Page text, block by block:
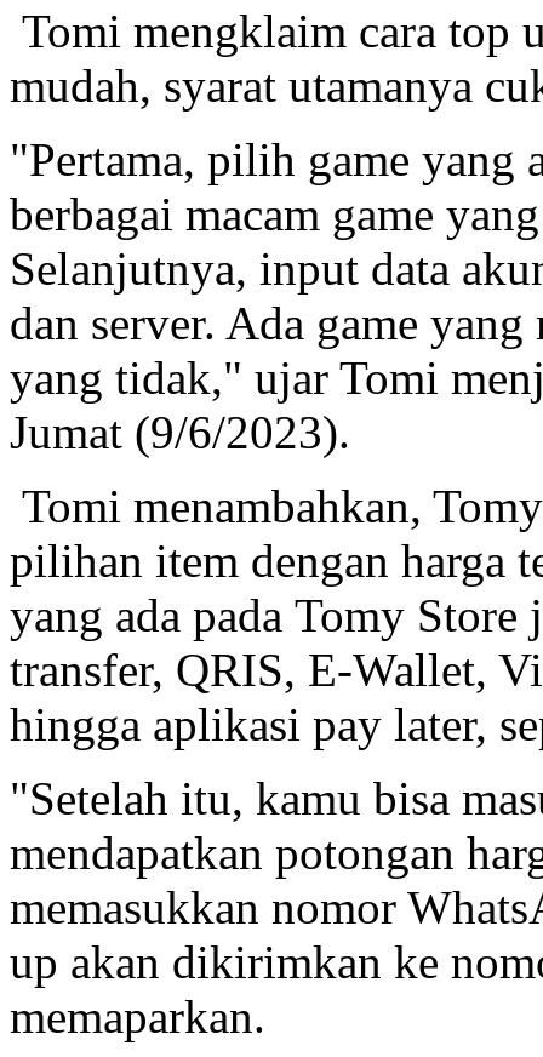
Tomi mengklaim cara top
mudah, syarat utamanya
"Pertama, pilih game
berbagai macam game
Selanjutnya, input data
dan server. Ada game
yang tidak," ujar Tomi
Jumat (9/6/2023).
Tomi menambahkan,
pilihan item dengan harga
yang ada pada Tomy
transfer, QRIS, E-Wallet,
hingga aplikasi pay later,
"Setelah itu, kamu bisa
mendapatkan potongan
memasukkan nomor
up akan dikirimkan ke
memaparkan.